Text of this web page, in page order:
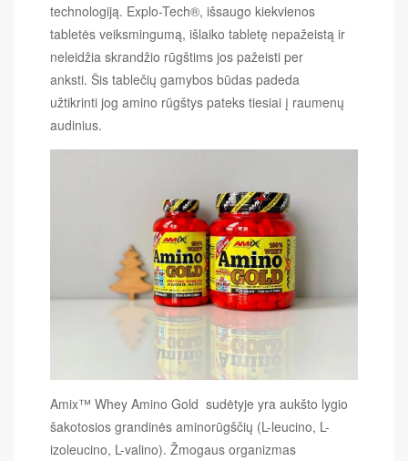
technologiją. Explo-Tech®, išsaugo kiekvienos
tabletės veiksmingumą, išlaiko tabletę nepažeistą ir
neleidžia skrandžio rūgštims jos pažeisti per
anksti. Šis tablečių gamybos būdas padeda
užtikrinti jog amino rūgštys pateks tiesiai į raumenų
audinius.
Amix™ Whey Amino Gold sudėtyje yra aukšto lygio
šakotosios grandinės aminorūgščių (L-leucino, L-
izoleucino, L-valino). Žmogaus organizmas